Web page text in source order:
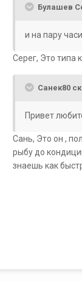
Булашев
и на пару
Серег, Это типа
Санек80
Привет
Сань, Это он ,
рыбу до
знаешь как